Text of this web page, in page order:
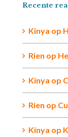
Recente
Kinya op
Rien op
Kinya op
Rien op
Kinya op